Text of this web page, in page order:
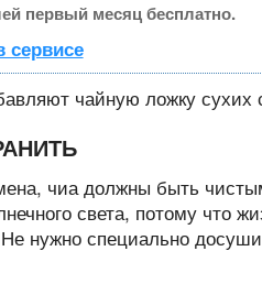
первый месяц бесплатно.
сервисе
чайную ложку
чиа должны быть
света, потому
нужно специально